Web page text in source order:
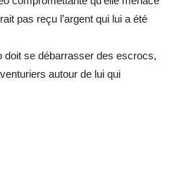
pas reçu l’argent qui lui a été
doit se débarrasser des escrocs,
autour de lui qui